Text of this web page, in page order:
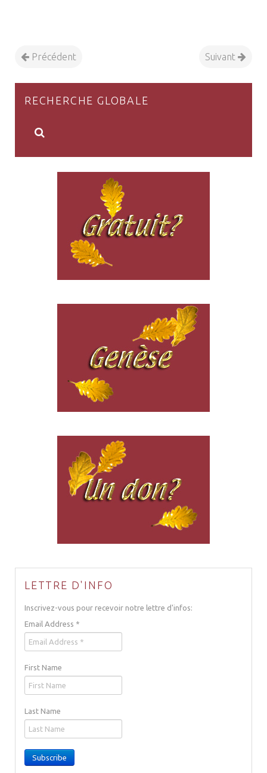
Précédent Suivant
RECHERCHE GLOBALE
LETTRE D'INFO
Inscrivez-vous pour recevoir notre lettre d'infos:
Email Address *
First Name
Last Name
Subscribe